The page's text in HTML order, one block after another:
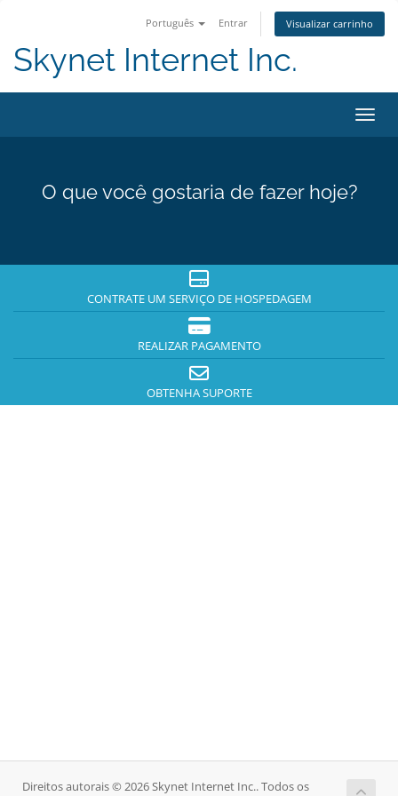
Português Entrar Visualizar carrinho
Skynet Internet Inc.
O que você gostaria de fazer hoje?
CONTRATE UM SERVIÇO DE HOSPEDAGEM
REALIZAR PAGAMENTO
OBTENHA SUPORTE
Direitos autorais © 2026 Skynet Internet Inc.. Todos os